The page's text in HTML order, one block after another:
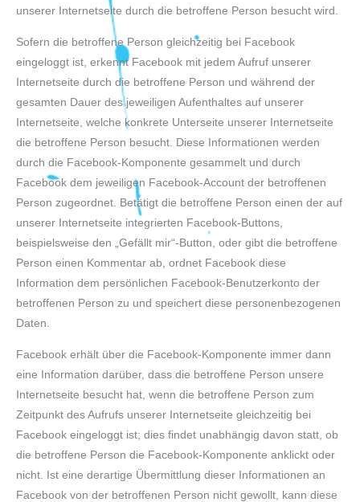
unserer Internetseite durch die betroffene Person besucht wird.
Sofern die betroffene Person gleichzeitig bei Facebook
eingeloggt ist, erkennt Facebook mit jedem Aufruf unserer
Internetseite durch die betroffene Person und während der
gesamten Dauer des jeweiligen Aufenthaltes auf unserer
Internetseite, welche konkrete Unterseite unserer Internetseite
die betroffene Person besucht. Diese Informationen werden
durch die Facebook-Komponente gesammelt und durch
Facebook dem jeweiligen Facebook-Account der betroffenen
Person zugeordnet. Betätigt die betroffene Person einen der auf
unserer Internetseite integrierten Facebook-Buttons,
beispielsweise den „Gefällt mir“-Button, oder gibt die betroffene
Person einen Kommentar ab, ordnet Facebook diese
Information dem persönlichen Facebook-Benutzerkonto der
betroffenen Person zu und speichert diese personenbezogenen
Daten.
Facebook erhält über die Facebook-Komponente immer dann
eine Information darüber, dass die betroffene Person unsere
Internetseite besucht hat, wenn die betroffene Person zum
Zeitpunkt des Aufrufs unserer Internetseite gleichzeitig bei
Facebook eingeloggt ist; dies findet unabhängig davon statt, ob
die betroffene Person die Facebook-Komponente anklickt oder
nicht. Ist eine derartige Übermittlung dieser Informationen an
Facebook von der betroffenen Person nicht gewollt, kann diese